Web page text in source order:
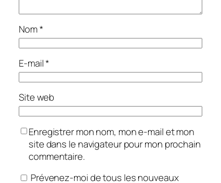
Nom*
E-mail*
Site web
Enregistrer mon nom, mon e-mail et mon
site dans le navigateur pour mon prochain
commentaire.
Prévenez-moi de tous les nouveaux